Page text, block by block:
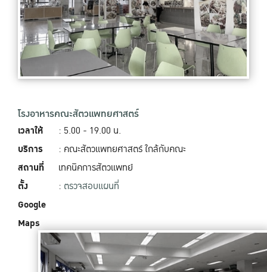
โรงอาหารคณะสัตวแพทยศาสตร์
เวลาให้
บริการ
สถานที่
ตั้ง
Google
Maps
: 5.00 - 19.00‬ น.
: คณะสัตวแพทยศาสตร์ ใกล้กับคณะ
เทคนิคการสัตวแพทย์
: ตรวจสอบแผนที่